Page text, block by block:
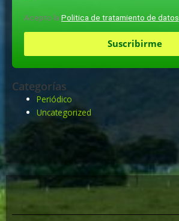
Acepto la Politica de tratamiento de datos
Suscribirme
Categorías
Periódico
Uncategorized